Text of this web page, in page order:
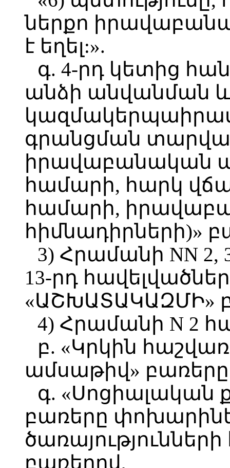
ներքո
է եղել:».
գ. 4-րդ կետից
անձի անվանման
գրանցման
իրավաբանական
համարի, հարկ
համարի,
հիմնադիրների)»
3) Հրամանի NN 2, 3,
13-րդ
«ԱՇԽԱՏԱԿԱԶՄԻ»
4) Հրամանի N 2
բ. «Կրկին
ամսաթիվ» բառերը
գ. «Սոցիալական
բառերը
բառերով,